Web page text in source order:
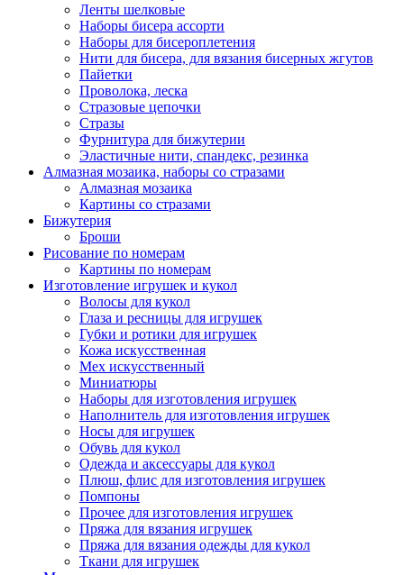
Ленты шелковые
Наборы бисера ассорти
Наборы для бисероплетения
Нити для бисера, для вязания бисерных жгутов
Пайетки
Проволока, леска
Стразовые цепочки
Стразы
Фурнитура для бижутерии
Эластичные нити, спандекс, резинка
Алмазная мозаика, наборы со стразами
Алмазная мозаика
Картины co стразами
Бижутерия
Броши
Рисование по номерам
Картины по номерам
Изготовление игрушек и кукол
Волосы для кукол
Глаза и ресницы для игрушек
Губки и ротики для игрушек
Кожа искусственная
Мех искусственный
Миниатюры
Наборы для изготовления игрушек
Наполнитель для изготовления игрушек
Носы для игрушек
Обувь для кукол
Одежда и аксессуары для кукол
Плюш, флис для изготовления игрушек
Помпоны
Прочее для изготовления игрушек
Пряжа для вязания игрушек
Пряжа для вязания одежды для кукол
Ткани для игрушек